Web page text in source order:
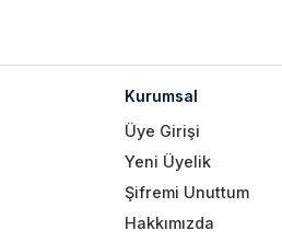
Kurumsal
Üye Girişi
Yeni Üyelik
Şifremi Unuttum
Hakkımızda